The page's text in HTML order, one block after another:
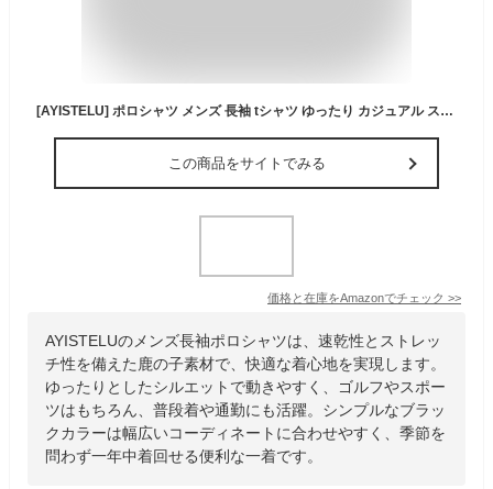
[AYISTELU] ポロシャツ メンズ 長袖 tシャツ ゆったり カジュアル スポーツ 鹿の子 速乾 ストレッチ ロングt おしゃれ ゴルフウエア 男 インナー 服 春夏秋冬 (JP, アルファベット, 2XL, ブラック)
この商品をサイトでみる
価格と在庫をAmazonでチェック >>
AYISTELUのメンズ長袖ポロシャツは、速乾性とストレッ
チ性を備えた鹿の子素材で、快適な着心地を実現します。
ゆったりとしたシルエットで動きやすく、ゴルフやスポー
ツはもちろん、普段着や通勤にも活躍。シンプルなブラッ
クカラーは幅広いコーディネートに合わせやすく、季節を
問わず一年中着回せる便利な一着です。